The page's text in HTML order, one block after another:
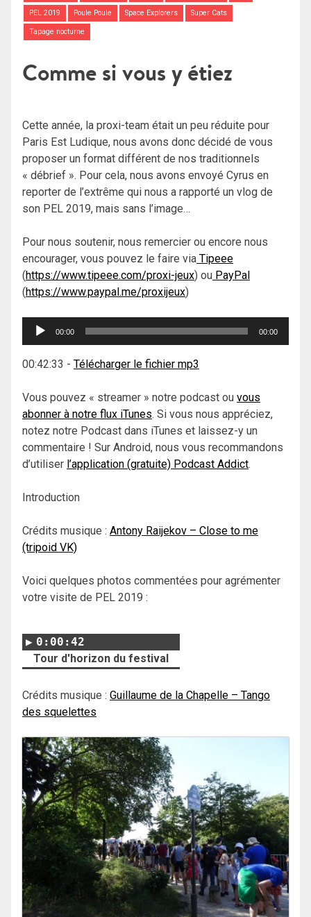
PEL 2019 Poule Poule Space Explorers Super Cats
Tapage nocturne
Comme si vous y étiez
Cette année, la proxi-team était un peu réduite pour
Paris Est Ludique, nous avons donc décidé de vous
proposer un format différent de nos traditionnels
« débrief ». Pour cela, nous avons envoyé Cyrus en
reporter de l’extrême qui nous a rapporté un vlog de
son PEL 2019, mais sans l’image…
Pour nous soutenir, nous remercier ou encore nous
encourager, vous pouvez le faire via Tipeee
(https://www.tipeee.com/proxi-jeux) ou PayPal
(https://www.paypal.me/proxijeux)
Lecteur
00:00 00:00
00:42:33 - Télécharger le fichier mp3
Vous pouvez « streamer » notre podcast ou vous
abonner à notre flux iTunes. Si vous nous appréciez,
notez notre Podcast dans iTunes et laissez-y un
commentaire ! Sur Android, nous vous recommandons
d’utiliser l’application (gratuite) Podcast Addict.
Introduction
Crédits musique : Antony Raijekov – Close to me
(tripoid VK)
Voici quelques photos commentées pour agrémenter
votre visite de PEL 2019 :
0:00:42
Tour d'horizon du festival
Crédits musique : Guillaume de la Chapelle – Tango
des squelettes